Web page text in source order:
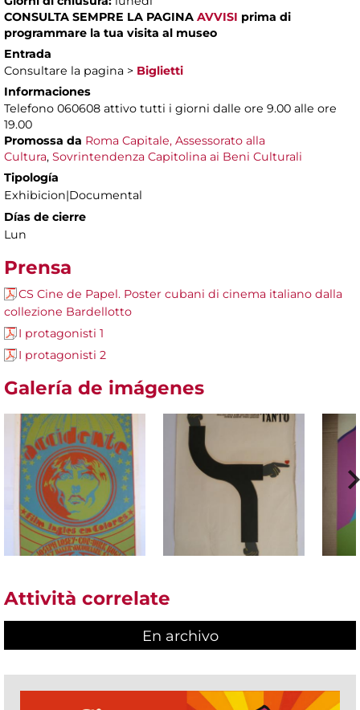
CONSULTA SEMPRE LA PAGINA AVVISI prima di
programmare la tua visita al museo
Entrada
Consultare la pagina > Biglietti
Informaciones
Telefono 060608 attivo tutti i giorni dalle ore 9.00 alle ore
19.00
Promossa da Roma Capitale, Assessorato alla
Cultura, Sovrintendenza Capitolina ai Beni Culturali
Tipología
Exhibicion|Documental
Días de cierre
Lun
Prensa
CS Cine de Papel. Poster cubani di cinema italiano dalla
collezione Bardellotto
I protagonisti 1
I protagonisti 2
Galería de imágenes
Attività correlate
En archivo